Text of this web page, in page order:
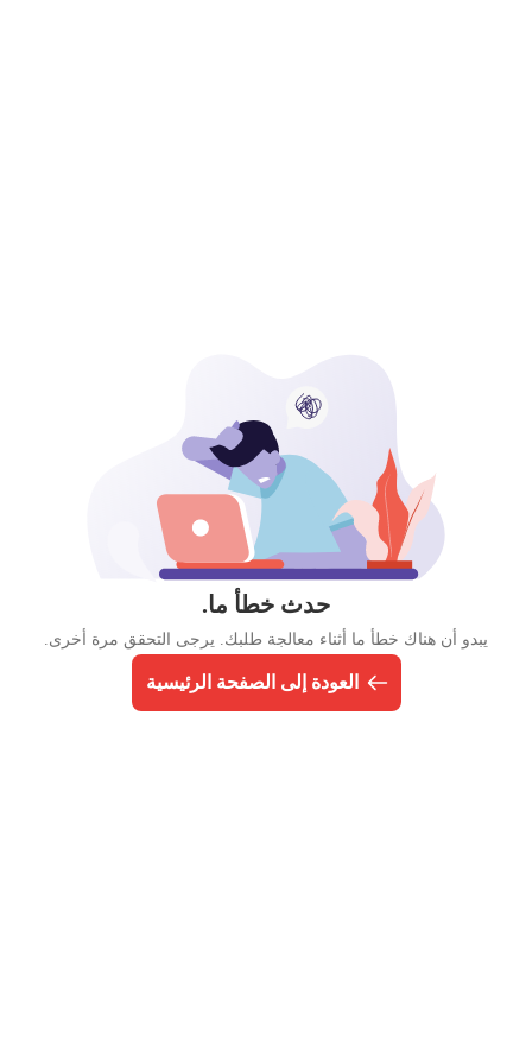
حدث خطأ ما.
يبدو أن هناك خطأ ما أثناء معالجة طلبك. يرجى التحقق مرة أخرى.
العودة إلى الصفحة الرئيسية